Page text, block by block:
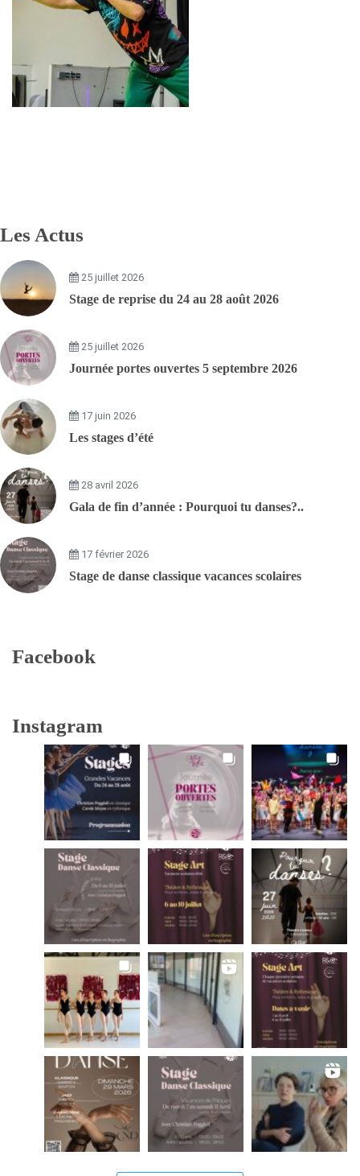
Les Actus
25 juillet 2026
Stage de reprise du 24 au 28 août 2026
25 juillet 2026
Journée portes ouvertes 5 septembre 2026
17 juin 2026
Les stages d’été
28 avril 2026
Gala de fin d’année : Pourquoi tu danses?..
17 février 2026
Stage de danse classique vacances scolaires
Facebook
Instagram